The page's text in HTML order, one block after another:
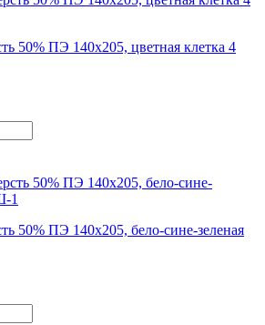
50% ПЭ 140х205, цветная клетка 4
50% ПЭ 140х205, бело-сине-зеленая